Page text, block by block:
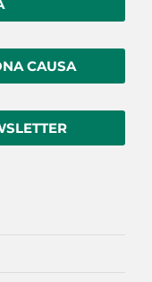
CAUSA